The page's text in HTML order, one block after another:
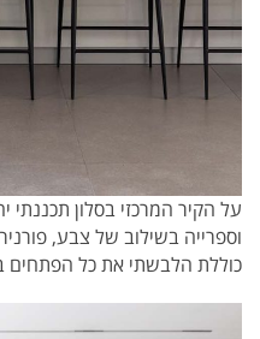
על הקיר המרכזי בסלון תכננתי
וספרייה בשילוב של צבע,
כוללת הלבשתי את כל הפתחים